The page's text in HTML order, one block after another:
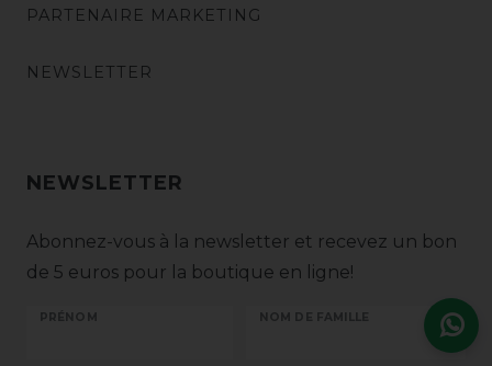
PARTENAIRE MARKETING
NEWSLETTER
NEWSLETTER
Abonnez-vous à la newsletter et recevez un bon
de 5 euros pour la boutique en ligne!
PRÉNOM NOM DE FAMILLE